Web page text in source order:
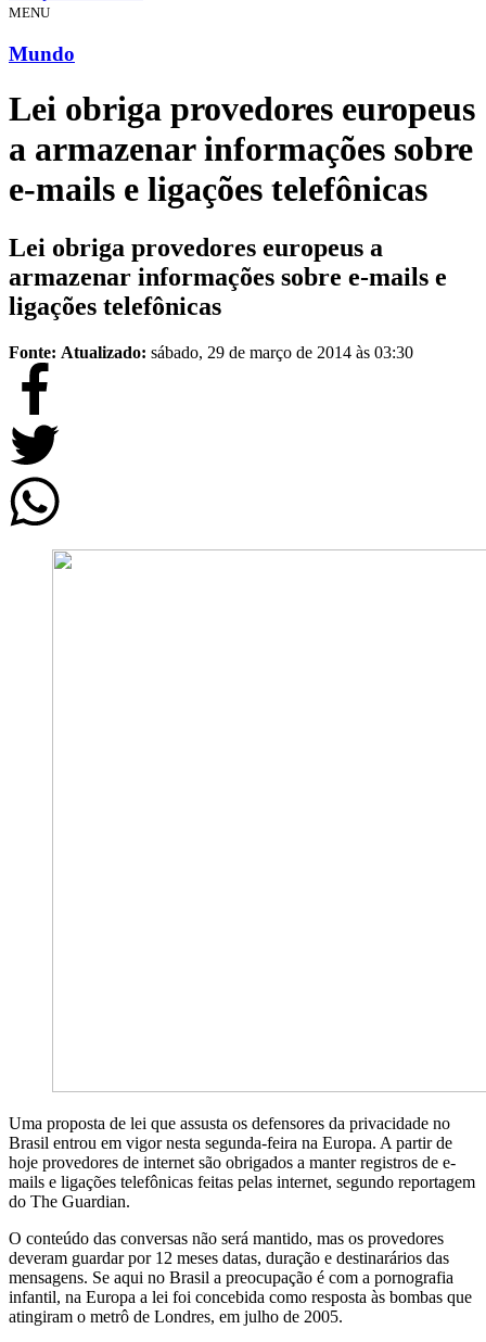
MENU
Mundo
Lei obriga provedores europeus
a armazenar informações sobre
e-mails e ligações telefônicas
Lei obriga provedores europeus a
armazenar informações sobre e-mails e
ligações telefônicas
Fonte: Atualizado: sábado, 29 de março de 2014 às 03:30
Uma proposta de lei que assusta os defensores da privacidade no
Brasil entrou em vigor nesta segunda-feira na Europa. A partir de
hoje provedores de internet são obrigados a manter registros de e-
mails e ligações telefônicas feitas pelas internet, segundo reportagem
do The Guardian.
O conteúdo das conversas não será mantido, mas os provedores
deveram guardar por 12 meses datas, duração e destinarários das
mensagens. Se aqui no Brasil a preocupação é com a pornografia
infantil, na Europa a lei foi concebida como resposta às bombas que
atingiram o metrô de Londres, em julho de 2005.